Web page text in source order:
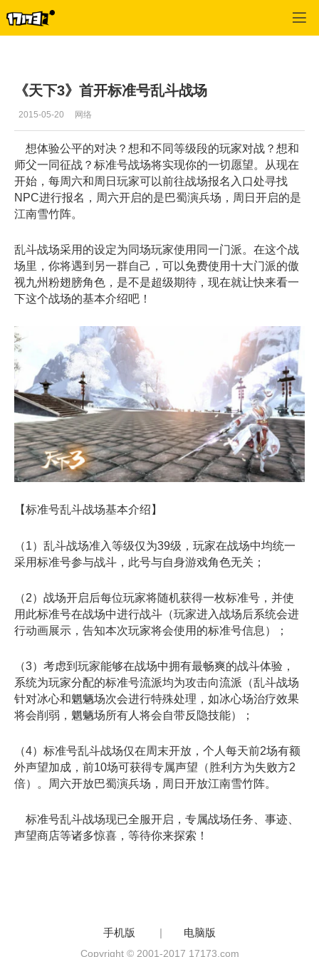
《天下3》首开标准号乱斗战场
2015-05-20 网络
想体验公平的对决？想和不同等级段的玩家对战？想和
师父一同征战？标准号战场将实现你的一切愿望。从现在
开始，每周六和周日玩家可以前往战场报名入口处寻找
NPC进行报名，周六开启的是巴蜀演兵场，周日开启的是
江南雪竹阵。
乱斗战场采用的设定为同场玩家使用同一门派。在这个战
场里，你将遇到另一群自己，可以免费使用十大门派的傲
视九州粉翅膀角色，是不是超级期待，现在就让快来看一
下这个战场的基本介绍吧！
【标准号乱斗战场基本介绍】
（1）乱斗战场准入等级仅为39级，玩家在战场中均统一
采用标准号参与战斗，此号与自身游戏角色无关；
（2）战场开启后每位玩家将随机获得一枚标准号，并使
用此标准号在战场中进行战斗（玩家进入战场后系统会进
行动画展示，告知本次玩家将会使用的标准号信息）；
（3）考虑到玩家能够在战场中拥有最畅爽的战斗体验，
系统为玩家分配的标准号流派均为攻击向流派（乱斗战场
针对冰心和魍魉场次会进行特殊处理，如冰心场治疗效果
将会削弱，魍魉场所有人将会自带反隐技能）；
（4）标准号乱斗战场仅在周末开放，个人每天前2场有额
外声望加成，前10场可获得专属声望（胜利方为失败方2
倍）。周六开放巴蜀演兵场，周日开放江南雪竹阵。
标准号乱斗战场现已全服开启，专属战场任务、事迹、
声望商店等诸多惊喜，等待你来探索！
手机版 | 电脑版
Copyright © 2001-2017 17173.com